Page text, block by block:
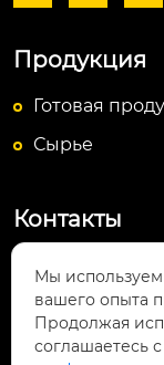
Продукция
Готовая
Сырье
Контакты

Посёлок
Мы
вашего опыта
Продолжая
соглашаетесь